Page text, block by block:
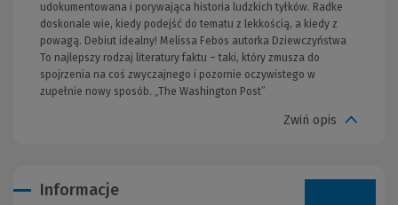
udokumentowana i porywająca historia ludzkich tyłków. Radke
doskonale wie, kiedy podejść do tematu z lekkością, a kiedy z
powagą. Debiut idealny! Melissa Febos autorka Dziewczyństwa
To najlepszy rodzaj literatury faktu – taki, który zmusza do
spojrzenia na coś zwyczajnego i pozornie oczywistego w
zupełnie nowy sposób. „The Washington Post”
Zwiń opis
Informacje